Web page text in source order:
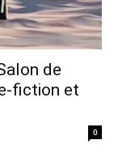
de
fiction et
0